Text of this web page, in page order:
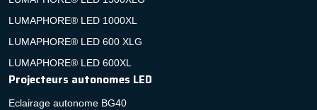
LUMAPHORE® LED 1000XL
LUMAPHORE® LED 600 XLG
LUMAPHORE® LED 600XL
Projecteurs autonomes LED
Eclairage autonome BG40